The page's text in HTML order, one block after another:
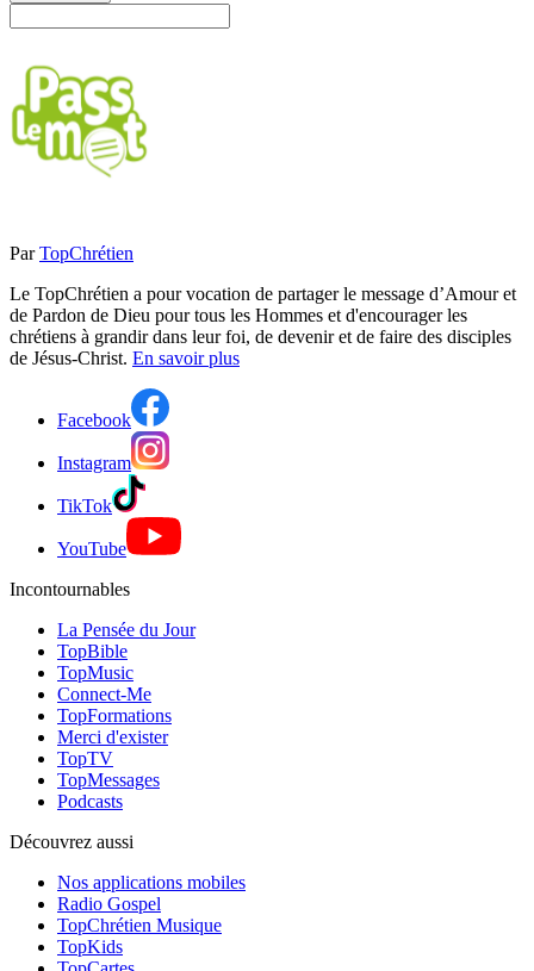
Par TopChrétien
Le TopChrétien a pour vocation de partager le message d’Amour et
de Pardon de Dieu pour tous les Hommes et d'encourager les
chrétiens à grandir dans leur foi, de devenir et de faire des disciples
de Jésus-Christ. En savoir plus
Facebook
Instagram
TikTok
YouTube
Incontournables
La Pensée du Jour
TopBible
TopMusic
Connect-Me
TopFormations
Merci d'exister
TopTV
TopMessages
Podcasts
Découvrez aussi
Nos applications mobiles
Radio Gospel
TopChrétien Musique
TopKids